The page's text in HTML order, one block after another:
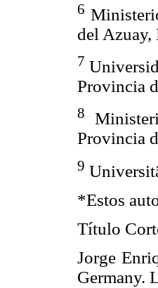
6
del Azuay,
7
Provincia
8
Provincia
9
*Estos
Título
Jorge
Germany.